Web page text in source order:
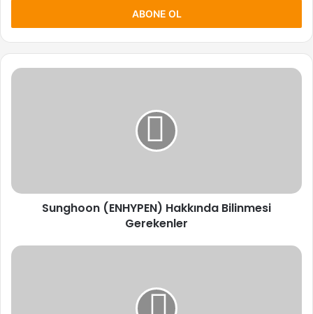
Sunghoon
Sunghoon (ENHYPEN) Hakkında Bilinmesi
Gerekenler
Ni-